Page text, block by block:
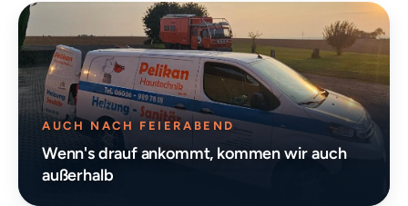
AUCH NACH FEIERABEND
Wenn's drauf ankommt, kommen wir auch
außerhalb